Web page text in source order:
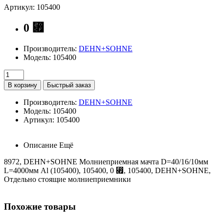
Артикул: 105400
0 ⃏
Производитель: DEHN+SOHNE
Модель: 105400
В корзину Быстрый заказ
Производитель: DEHN+SOHNE
Модель: 105400
Артикул: 105400
Описание Ещё
8972, DEHN+SOHNE Молниеприемная мачта D=40/16/10мм
L=4000мм Al (105400), 105400, 0 ⃏, 105400, DEHN+SOHNE,
Отдельно стоящие молниеприемники
Похожие товары